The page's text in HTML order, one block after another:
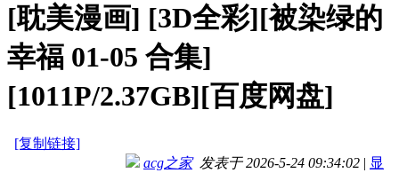
[耽美漫画] [3D全彩][被染绿的
幸福 01-05 合集]
[1011P/2.37GB][百度网盘]
[复制链接]
acg之家发表于 2026-5-24 09:34:02 | 显